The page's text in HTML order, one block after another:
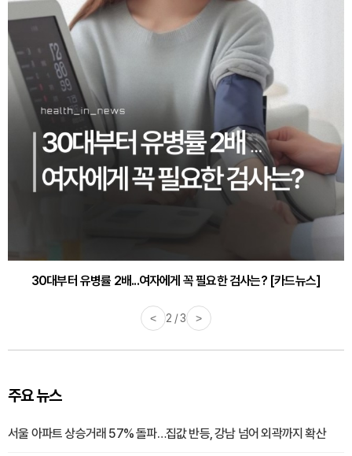
30대부터 유병률 2배...여자에게 꼭 필요한 검사는? [카드뉴스]
< 2 / 3 >
주요 뉴스
서울 아파트 상승거래 57% 돌파…집값 반등, 강남 넘어 외곽까지 확산